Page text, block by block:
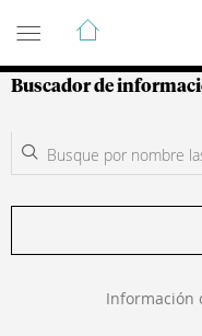
Guía de
Buscador de
Información